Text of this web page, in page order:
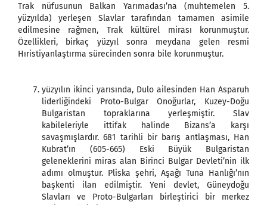
Trak nüfusunun Balkan Yarımadası’na (muhtemelen 5.
yüzyılda) yerleşen Slavlar tarafından tamamen asimile
edilmesine rağmen, Trak kültürel mirası korunmuştur.
Özellikleri, birkaç yüzyıl sonra meydana gelen resmi
Hıristiyanlaştırma sürecinden sonra bile korunmuştur.
yüzyılın ikinci yarısında, Dulo ailesinden Han Asparuh
liderliğindeki Proto-Bulgar Onoğurlar, Kuzey-Doğu
Bulgaristan topraklarına yerleşmiştir. Slav
kabileleriyle ittifak halinde Bizans’a karşı
savaşmışlardır. 681 tarihli bir barış antlaşması, Han
Kubrat’ın (605-665) Eski Büyük Bulgaristan
geleneklerini miras alan Birinci Bulgar Devleti’nin ilk
adımı olmuştur. Pliska şehri, Aşağı Tuna Hanlığı’nın
başkenti ilan edilmiştir. Yeni devlet, Güneydoğu
Slavları ve Proto-Bulgarları birleştirici bir merkez